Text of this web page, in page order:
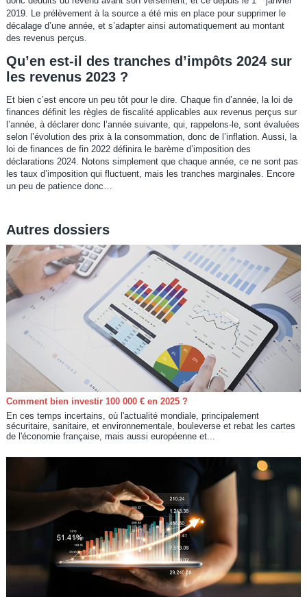
2019. Le prélèvement à la source a été mis en place pour supprimer le
décalage d’une année, et s’adapter ainsi automatiquement au montant
des revenus perçus.
Qu’en est-il des tranches d’impôts 2024 sur
les revenus 2023 ?
Et bien c’est encore un peu tôt pour le dire. Chaque fin d’année, la loi de
finances définit les règles de fiscalité applicables aux revenus perçus sur
l’année, à déclarer donc l’année suivante, qui, rappelons-le, sont évaluées
selon l’évolution des prix à la consommation, donc de l’inflation. Aussi, la
loi de finances de fin 2022 définira le barème d’imposition des
déclarations 2024. Notons simplement que chaque année, ce ne sont pas
les taux d’imposition qui fluctuent, mais les tranches marginales. Encore
un peu de patience donc…
Autres dossiers
Comment bien investir 100 000 € en 2025 ?
En ces temps incertains, où l'actualité mondiale, principalement
sécuritaire, sanitaire, et environnementale, bouleverse et rebat les cartes
de l'économie française, mais aussi européenne et...